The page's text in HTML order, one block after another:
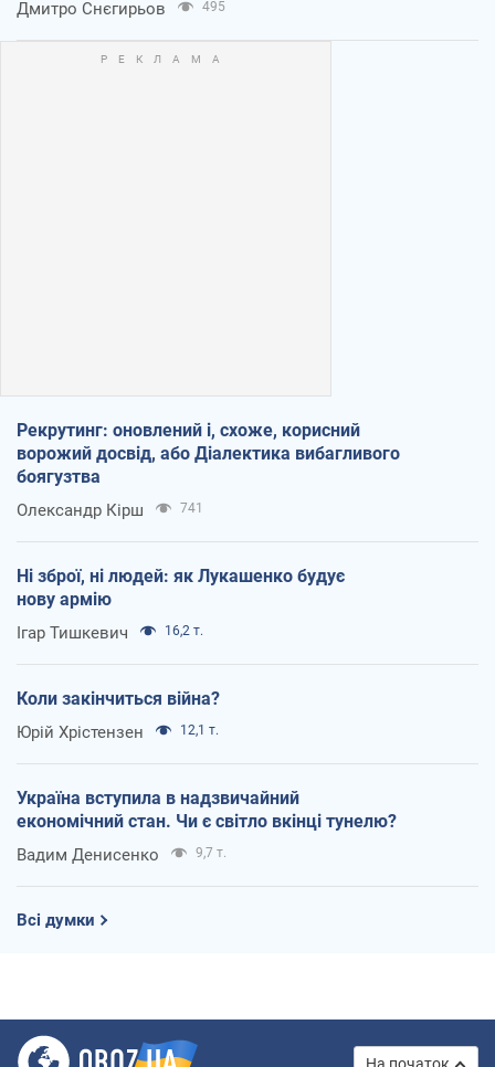
Дмитро Снєгирьов 495
Рекрутинг: оновлений і, схоже, корисний
ворожий досвід, або Діалектика вибагливого
боягузтва
Олександр Кірш 741
Ні зброї, ні людей: як Лукашенко будує
нову армію
Ігар Тишкевич 16,2 т.
Коли закінчиться війна?
Юрій Хрістензен 12,1 т.
Україна вступила в надзвичайний
економічний стан. Чи є світло вкінці тунелю?
Вадим Денисенко 9,7 т.
Всі думки